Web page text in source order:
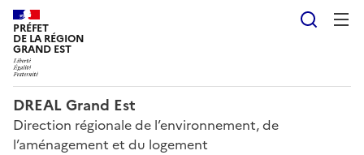
PRÉFET
DE LA RÉGION
GRAND EST
DREAL Grand Est
Direction régionale de l’environnement, de
l’aménagement et du logement